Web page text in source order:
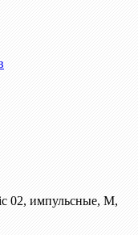
02, импульсные, М,